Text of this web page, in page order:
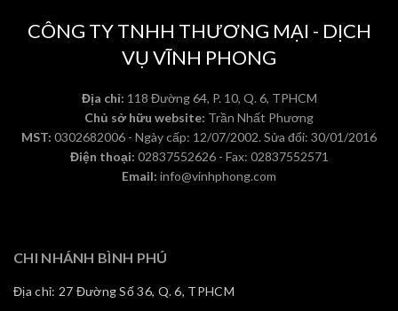
CÔNG TY TNHH THƯƠNG MẠI - DỊCH
VỤ VĨNH PHONG
Địa chỉ: 118 Đường 64, P. 10, Q. 6, TPHCM
Chủ sở hữu website: Trần Nhất Phương
MST: 0302682006 - Ngày cấp: 12/07/2002. Sửa đổi: 30/01/2016
Điện thoại: 02837552626 - Fax: 02837552571
Email: info@vinhphong.com
CHI NHÁNH BÌNH PHÚ
Địa chỉ: 27 Đường Số 36, Q. 6, TPHCM